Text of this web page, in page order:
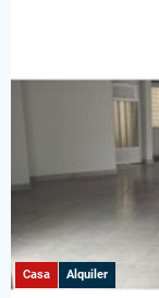
Casa Alquiler